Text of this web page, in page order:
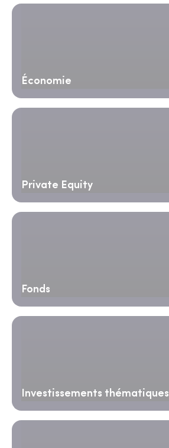
Économie
Private Equity
Fonds
Investissements thématiques